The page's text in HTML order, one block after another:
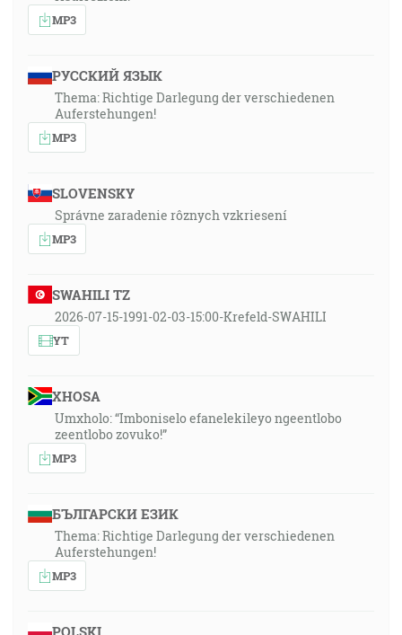
MP3
РУССКИЙ ЯЗЫК
Thema: Richtige Darlegung der verschiedenen
Auferstehungen!
MP3
SLOVENSKY
Správne zaradenie rôznych vzkriesení
MP3
SWAHILI TZ
2026-07-15-1991-02-03-15:00-Krefeld-SWAHILI
YT
XHOSA
Umxholo: “Imboniselo efanelekileyo ngeentlobo
zeentlobo zovuko!”
MP3
БЪЛГАРСКИ ЕЗИК
Thema: Richtige Darlegung der verschiedenen
Auferstehungen!
MP3
POLSKI